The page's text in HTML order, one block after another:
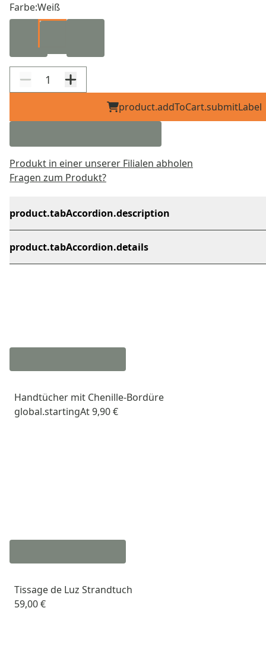
Farbe:Weiß
product.addToCart.submitLabel
Produkt in einer unserer Filialen abholen
Fragen zum Produkt?
product.tabAccordion.description
product.tabAccordion.details
Handtücher mit Chenille-Bordüre
global.startingAt9,90 €
Tissage de Luz Strandtuch
59,00 €